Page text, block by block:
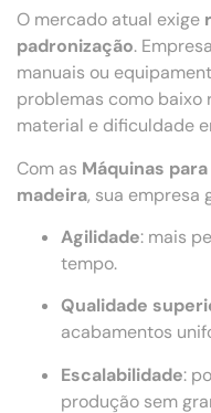
O mercado atual exige
padronização.
manuais ou
problemas como
material e dificuldade
Com as Máquinas
madeira, sua empresa
Agilidade: mais
tempo.
Qualidade
acabamentos
Escalabilidade:
produção sem